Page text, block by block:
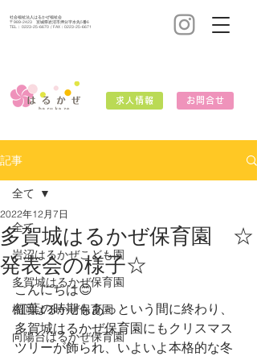
社会福祉法人はるかぜ福祉会
〒989-2423 宮城県岩沼市押分字水先5番6
TEL： 0223-25-6670 / FAX：0223-25-6671
求人情報 お問合せ
記事
全て
岩沼はるかぜこども園
多賀城はるかぜ保育園
榴岡はるかぜ保育園
向陽台はるかぜ保育園
全て
多賀城はるかぜ保育園 ☆
発表会の様子☆
2022年12月7日
こんにちは😊
紅葉の時期もあっという間に終わり、
多賀城はるかぜ保育園にもクリスマス
ツリーが飾られ、いよいよ本格的な冬